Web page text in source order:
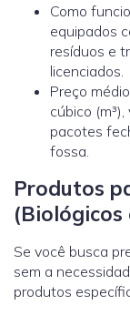
Como
equipados
resíduos e
licenciados.
Preço
cúbico
pacotes
fossa.
Produtos
(Biológicos
Se você busca
sem a
produtos